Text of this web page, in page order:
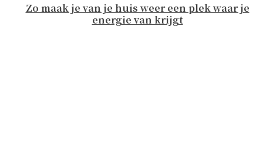
Zo maak je van je huis weer een plek waar je
energie van krijgt